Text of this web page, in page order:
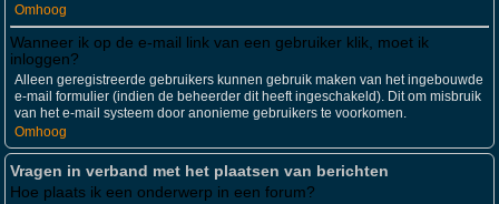
Omhoog
Wanneer ik op de e-mail link van een gebruiker klik, moet ik
inloggen?
Alleen geregistreerde gebruikers kunnen gebruik maken van het ingebouwde
e-mail formulier (indien de beheerder dit heeft ingeschakeld). Dit om misbruik
van het e-mail systeem door anonieme gebruikers te voorkomen.
Omhoog
Vragen in verband met het plaatsen van berichten
Hoe plaats ik een onderwerp in een forum?